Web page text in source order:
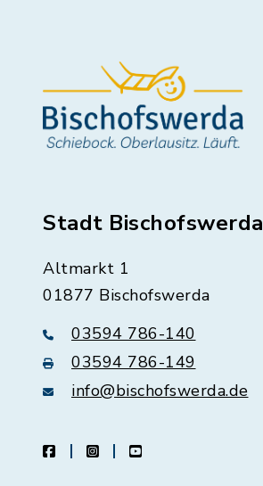
Stadt Bischofswerda
Altmarkt 1
01877 Bischofswerda
03594 786-140
03594 786-149
info@bischofswerda.de
facebookinstagramyoutube